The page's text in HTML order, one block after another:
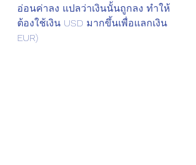
อ่อนค่าลง แปลว่าเงินนั้นถูกลง ทำให้
ต้องใช้เงิน USD มากขึ้นเพื่อแลกเงิน
EUR)